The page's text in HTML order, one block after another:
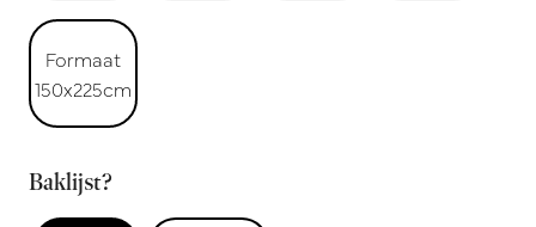
Formaat
150x225cm
Baklijst?